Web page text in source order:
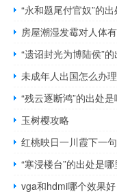
“永和题尾付官奴”的
房屋潮湿发霉对人体
“遗诏封光为博陆侯”
未成年人出国怎么办
“残云逐断鸿”的出处是
玉树樱攻略
红桃映日一川霞下一
“寒浸楼台”的出处是哪
vga和hdmi哪个效果好